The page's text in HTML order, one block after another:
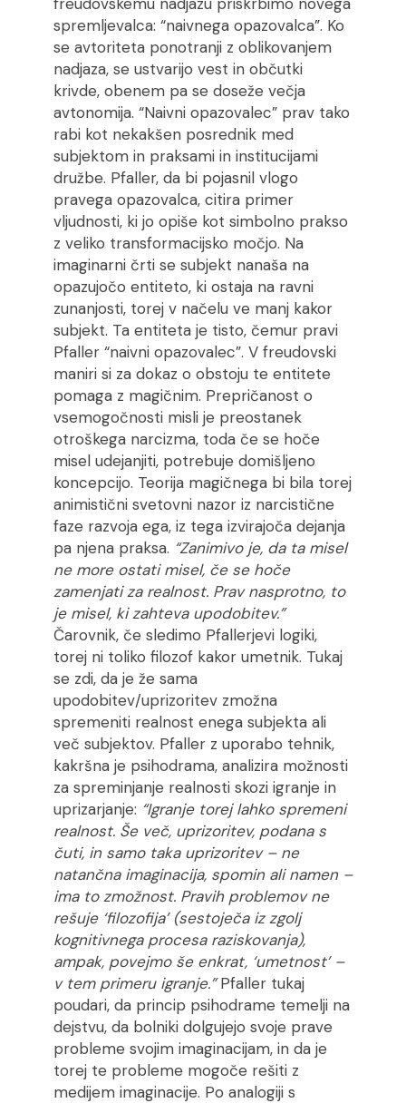
spremljevalca: “naivnega opazovalca”. Ko
se avtoriteta ponotranji z oblikovanjem
nadjaza, se ustvarijo vest in občutki
krivde, obenem pa se doseže večja
avtonomija. “Naivni opazovalec” prav tako
rabi kot nekakšen posrednik med
subjektom in praksami in institucijami
družbe. Pfaller, da bi pojasnil vlogo
pravega opazovalca, citira primer
vljudnosti, ki jo opiše kot simbolno prakso
z veliko transformacijsko močjo. Na
imaginarni črti se subjekt nanaša na
opazujočo entiteto, ki ostaja na ravni
zunanjosti, torej v načelu ve manj kakor
subjekt. Ta entiteta je tisto, čemur pravi
Pfaller “naivni opazovalec”. V freudovski
maniri si za dokaz o obstoju te entitete
pomaga z magičnim. Prepričanost o
vsemogočnosti misli je preostanek
otroškega narcizma, toda če se hoče
misel udejanjiti, potrebuje domišljeno
koncepcijo. Teorija magičnega bi bila torej
animistični svetovni nazor iz narcistične
faze razvoja ega, iz tega izvirajoča dejanja
pa njena praksa. “Zanimivo je, da ta misel
ne more ostati misel, če se hoče
zamenjati za realnost. Prav nasprotno, to
je misel, ki zahteva upodobitev.”
Čarovnik, če sledimo Pfallerjevi logiki,
torej ni toliko filozof kakor umetnik. Tukaj
se zdi, da je že sama
upodobitev/uprizoritev zmožna
spremeniti realnost enega subjekta ali
več subjektov. Pfaller z uporabo tehnik,
kakršna je psihodrama, analizira možnosti
za spreminjanje realnosti skozi igranje in
uprizarjanje: “Igranje torej lahko spremeni
realnost. Še več, uprizoritev, podana s
čuti, in samo taka uprizoritev – ne
natančna imaginacija, spomin ali namen –
ima to zmožnost. Pravih problemov ne
rešuje ‘filozofija’ (sestoječa iz zgolj
kognitivnega procesa raziskovanja),
ampak, povejmo še enkrat, ‘umetnost’ –
v tem primeru igranje.”Pfaller tukaj
poudari, da princip psihodrame temelji na
dejstvu, da bolniki dolgujejo svoje prave
probleme svojim imaginacijam, in da je
torej te probleme mogoče rešiti z
medijem imaginacije. Po analogiji s